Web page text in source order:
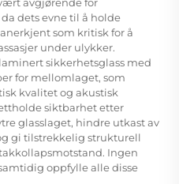
dets evne til å holde
som kritisk for å
under ulykker.
sikkerhetsglass med
for mellomlaget, som
kvalitet og akustisk
siktbarhet etter
glasslaget, hindre utkast av
gi tilstrekkelig strukturell
Ingen
oppfylle alle disse